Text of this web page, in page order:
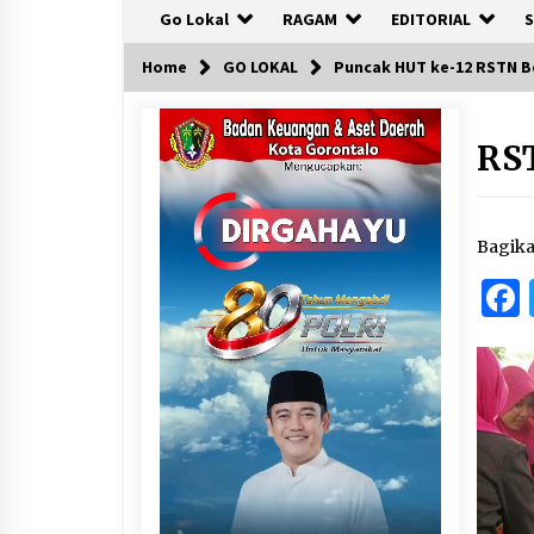
Go Lokal RAGAM EDITORIAL
Home GO LOKAL Puncak HUT ke-12